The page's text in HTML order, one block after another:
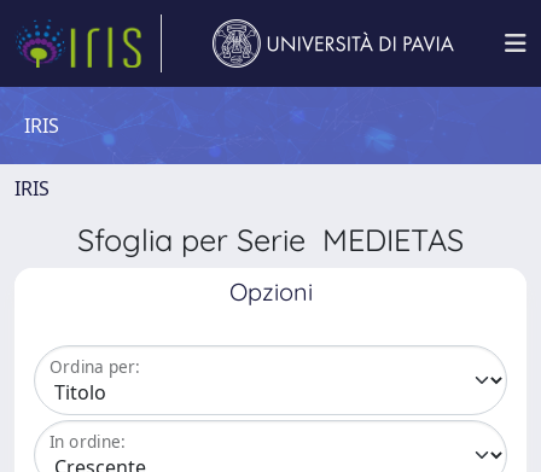
IRIS
IRIS
Sfoglia per Serie MEDIETAS
Opzioni
Ordina per:
In ordine: